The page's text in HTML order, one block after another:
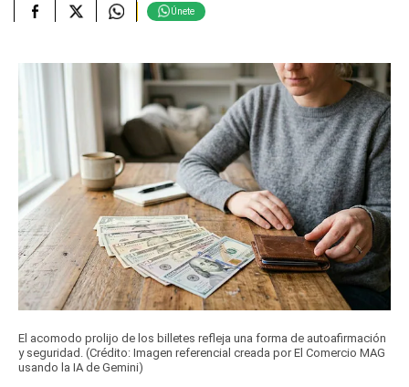
Únete
El acomodo prolijo de los billetes refleja una forma de autoafirmación
y seguridad. (Crédito: Imagen referencial creada por El Comercio MAG
usando la IA de Gemini)